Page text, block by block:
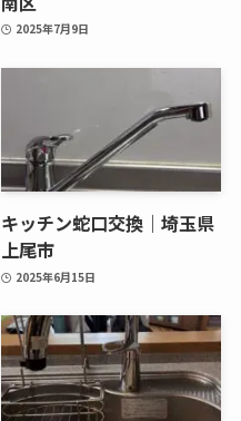
2025年7月9日
キッチン蛇口交換｜埼玉県
上尾市
2025年6月15日